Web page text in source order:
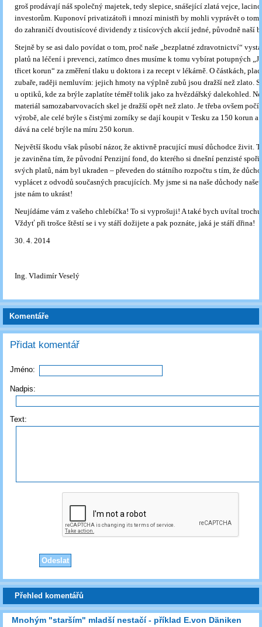
groš prodávají náš společný majetek, tedy slepice, snášející zlatá vejce,
investorům. Kuponoví privatizátoři i mnozí ministři by mohli vyprávět o
do zahraničí dvoutisícové dividendy z tisícových akcií jedné, původně naší
Stejně by se asi dalo povídat o tom, proč naše „bezplatné zdravotnictví“
platů na léčení i prevenci, zatímco dnes musíme k tomu vybírat potupných
třicet korun“ za změření tlaku u doktora i za recept v lékárně. O částkách,
zubaře, raději nemluvím: jejich hmoty na výplně zubů jsou dražší než zlato.
u optiků, kde za brýle zaplatíte téměř tolik jako za hvězdářský dalekohled.
materiál samozabarvovacích skel je dražší opět než zlato. Je třeba ovšem
výrobě, ale celé brýle s čistými zorníky se dají koupit v Tesku za 150 korun
dává na celé brýle na míru 250 korun.
Největší škodu však působí názor, že aktivně pracující musí důchodce živit.
je zaviněna tím, že původní Penzijní fond, do kterého si dnešní penzisté
svých platů, nám byl ukraden – převeden do státního rozpočtu s tím, že
vyplácet z odvodů současných pracujících. My jsme si na naše důchody
jste nám to ukrást!
Neujídáme vám z vašeho chlebíčka! To si vyprošuji! A také bych uvítal
Vždyť při trošce štěstí se i vy stáří dožijete a pak poznáte, jaká je stáří dřina!
30. 4. 2014
Ing. Vladimír Veselý
Komentáře
Přidat komentář
Jméno:
Nadpis:
Text:
Přehled komentářů
Mnohým "starším" mladší nestačí - příklad E.von Däniken